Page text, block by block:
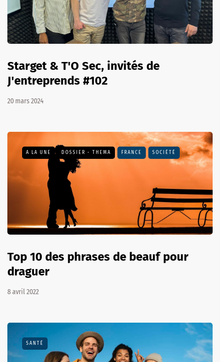
Starget & T'O Sec, invités de
J'entreprends #102
20 mars 2024
A LA UNE DOSSIER - THEMA FRANCE SOCIÉTÉ
Top 10 des phrases de beauf pour
draguer
8 avril 2022
SANTÉ